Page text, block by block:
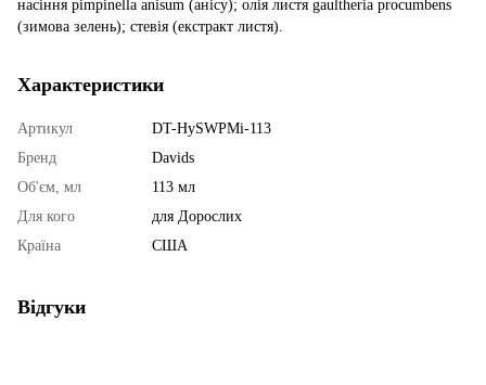
насіння pimpinella anisum (анісу); олія листя gaultheria procumbens
(зимова зелень); стевія (екстракт листя).
Характеристики
Артикул
DT-HySWPMi-113
Бренд
Davids
Об'єм, мл
113 мл
Для кого
для Дорослих
Країна
США
Відгуки